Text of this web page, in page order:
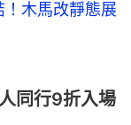
木馬改靜態展
同行9折入場